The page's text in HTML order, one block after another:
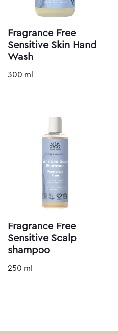
Fragrance Free
Sensitive Skin Hand
Wash
300 ml
Fragrance Free
Sensitive Scalp
shampoo
250 ml